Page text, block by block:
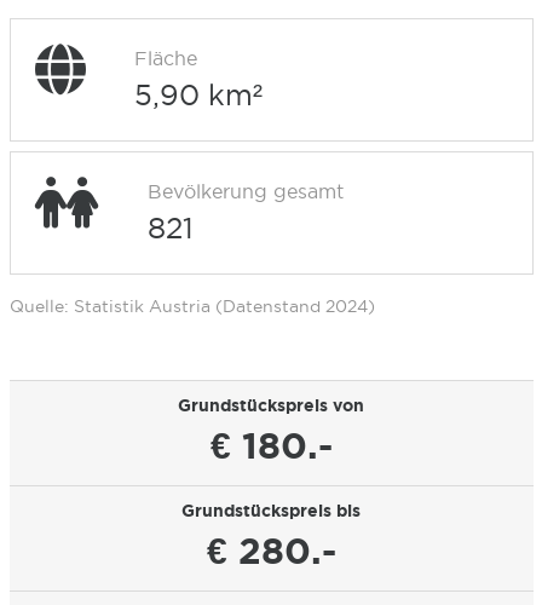
Fläche
5,90 km²
Bevölkerung gesamt
821
Quelle: Statistik Austria (Datenstand 2024)
Grundstückspreis von
€ 180.-
Grundstückspreis bis
€ 280.-